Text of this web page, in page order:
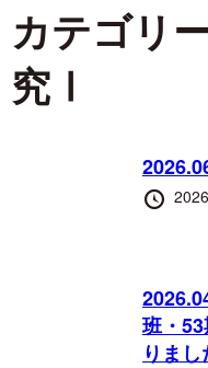
へ
移
動
カテゴリ
究Ⅰ
投
班・
りまし